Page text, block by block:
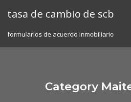
tasa de cambio de scb
formularios de acuerdo inmobiliario
Category